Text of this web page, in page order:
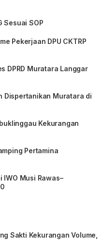
Sesuai SOP
Pekerjaan DPU CKTRP
DPRD Muratara Langgar
Dispertanikan Muratara di
Kekurangan
Pertamina
IWO Musi Rawas–
Sakti Kekurangan Volume,